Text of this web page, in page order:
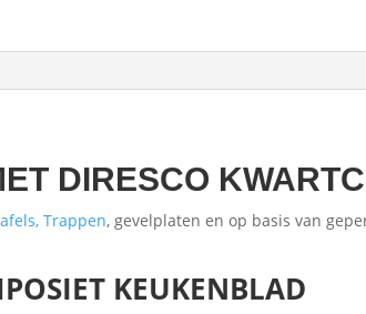
DIRESCO
Trappen, gevelplaten en op basis van
KEUKENBLAD